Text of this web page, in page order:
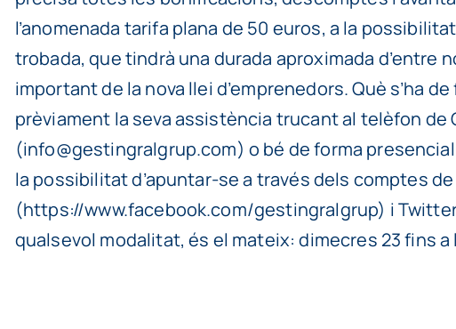
l’anomenada tarifa plana de 50 euros, a la
trobada, que tindrà una durada aproximada
important de la nova llei d’emprenedors. Què s’ha
prèviament la seva assistència trucant al telèfon de
(info@gestingralgrup.com) o bé de forma
la possibilitat d’apuntar-se a través dels comptes
(https://www.facebook.com/gestingralgrup) i
qualsevol modalitat, és el mateix: dimecres 23 fins a